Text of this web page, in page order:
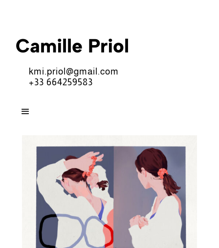
Camille Priol
kmi.priol@gmail.com
+33 664259583